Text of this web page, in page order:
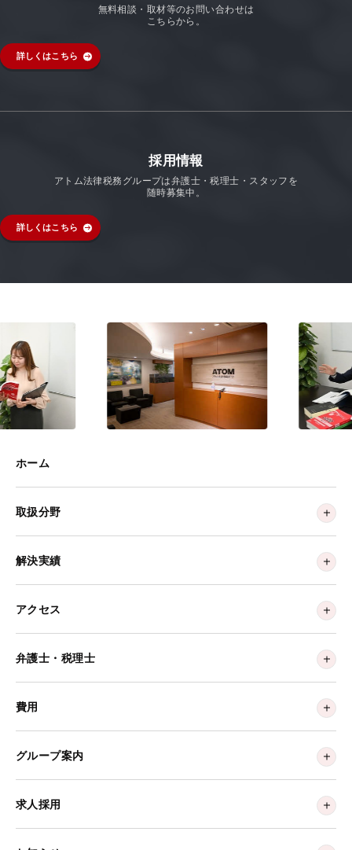
無料相談・取材等のお問い合わせは
こちらから。
詳しくはこちら
採用情報
アトム法律税務グループは弁護士・税理士・スタッフを
随時募集中。
詳しくはこちら
ホーム
取扱分野
解決実績
アクセス
弁護士・税理士
費用
グループ案内
求人採用